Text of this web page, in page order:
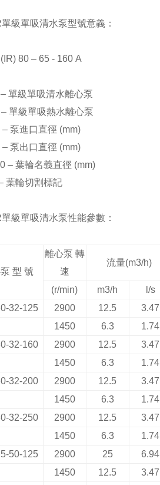
單級單吸清水泵型號意義：
(IR) 80 – 65 - 160 A
– 單級單吸清水離心泵
– 單級單吸熱水離心泵
– 泵進口直徑 (mm)
– 泵出口直徑 (mm)
– 葉輪名義直徑 (mm)
葉輪切割標記
單級單吸清水泵性能參數：
型 號
離心泵 轉
速
流量(m3/h)
(r/min) m3/h l/s
32-125
2900 12.5 3.47
1450
6.3 1.74
32-160
2900 12.5 3.47
1450
6.3 1.74
32-200
2900 12.5 3.47
1450
6.3 1.74
32-250
2900 12.5 3.47
1450
6.3 1.74
50-125
2900 25 6.94
1450
12.5 3.47